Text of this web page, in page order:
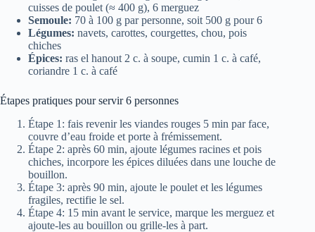
cuisses de poulet (≈ 400 g), 6 merguez
Semoule: 70 à 100 g par personne, soit 500 g pour 6
Légumes: navets, carottes, courgettes, chou, pois
chiches
Épices: ras el hanout 2 c. à soupe, cumin 1 c. à café,
coriandre 1 c. à café
Étapes pratiques pour servir 6 personnes
Étape 1: fais revenir les viandes rouges 5 min par face,
couvre d’eau froide et porte à frémissement.
Étape 2: après 60 min, ajoute légumes racines et pois
chiches, incorpore les épices diluées dans une louche de
bouillon.
Étape 3: après 90 min, ajoute le poulet et les légumes
fragiles, rectifie le sel.
Étape 4: 15 min avant le service, marque les merguez et
ajoute-les au bouillon ou grille-les à part.